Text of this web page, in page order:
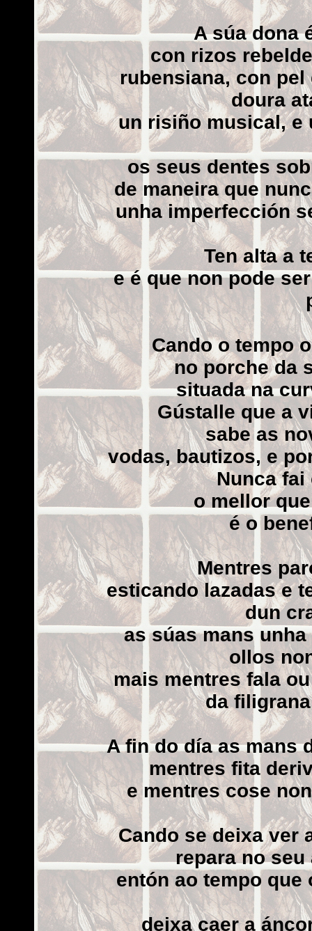
A súa dona
con rizos
rubensiana, con pel
doura
un risiño musical, e
os seus dentes
de maneira que
unha imperfección
Ten alta a
e é que non pode
Cando o tempo
no porche da
situada na
Gústalle que a
sabe as
vodas, bautizos, e
Nunca
o mellor
é o
Mentres
esticando lazadas e
dun
as súas mans
ollos
mais mentres fala
da
A fin do día as mans
mentres fita
e mentres cose
Cando se deixa ver
repara no
entón ao tempo que
deixa caer a